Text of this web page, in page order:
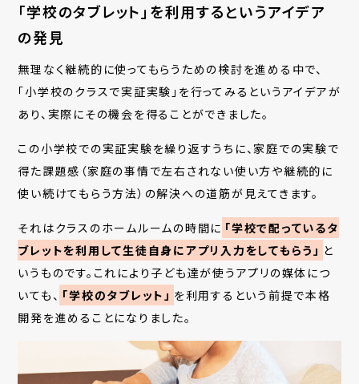
「学校のタブレット」を利用するというアイデア
の発見
無理なく継続的に使ってもらうための検討を進める中で、
「小学校のクラスで実証実験」を行ってみるというアイデアが
あり、実際にその機会を得ることができました。
この小学校での実証実験を繰り返すうちに、家庭での実験で
得た課題感（家庭の事情で左右されない使い方や継続的に
使い続けてもらう方法）の解決への道筋が見えてきます。
それはクラスのホームルームの時間に 「学校で配っているタ
ブレットを利用して生徒自身にアプリ入力をしてもらう」 と
いうものです。これにより子ども達が使うアプリの媒体につ
いても、 「学校のタブレット」 を利用するという前提で本格
開発を進めることになりました。